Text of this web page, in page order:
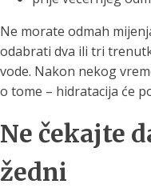
Ne morate odmah
odabrati dva ili tri
vode. Nakon nekog
o tome – hidratacija će
Ne čekajte
žedni